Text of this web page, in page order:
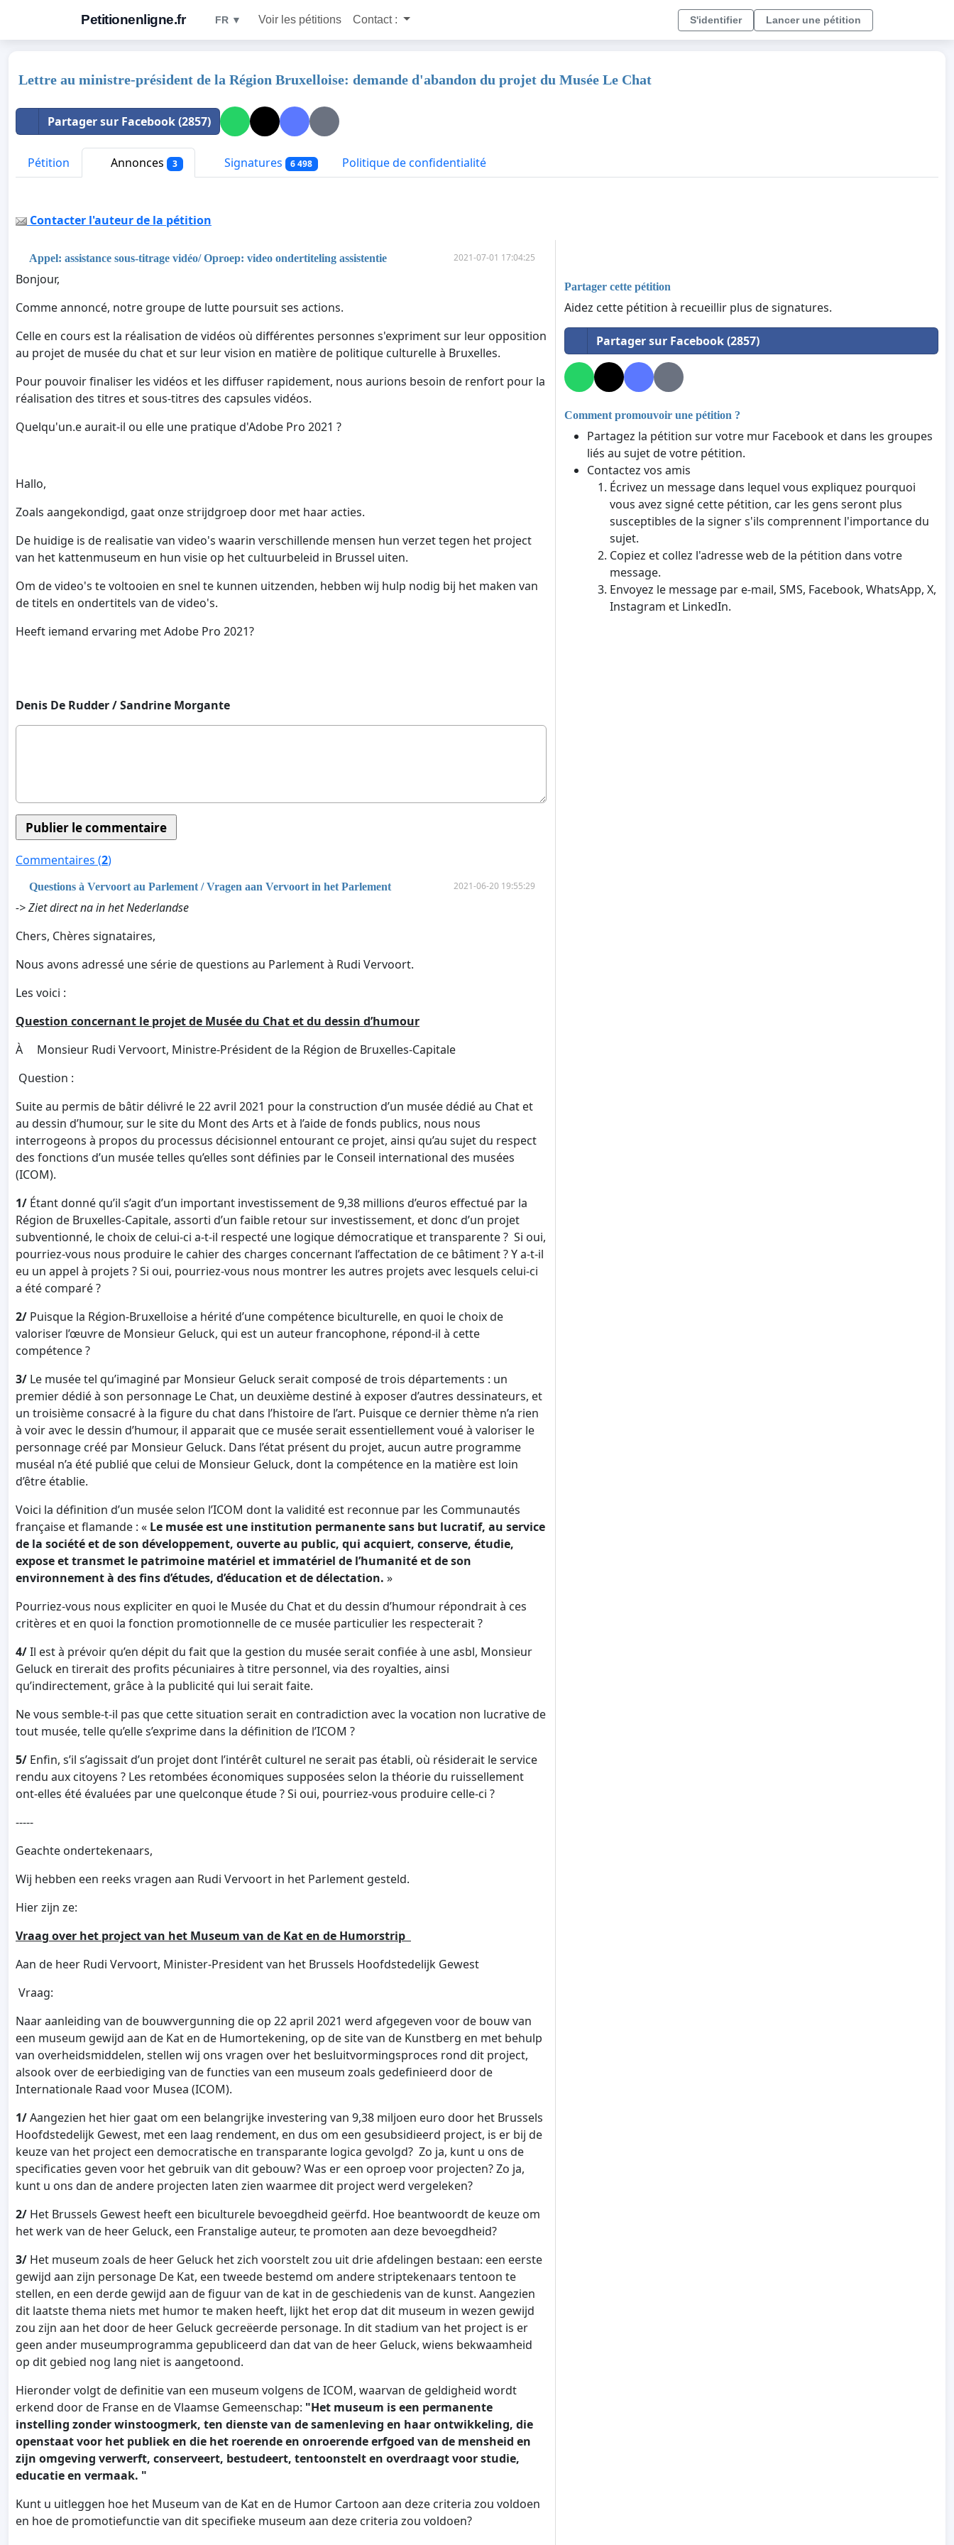
Petitionenligne.fr FR ▼ Voir les pétitions Contact : S'identifier Lancer une pétition
Lettre au ministre-président de la Région Bruxelloise: demande d'abandon du projet du Musée Le Chat
Partager sur Facebook (2857)
Pétition Annonces 3 Signatures 6 498 Politique de confidentialité
Contacter l'auteur de la pétition
Appel: assistance sous-titrage vidéo/ Oproep: video ondertiteling assistentie 2021-07-01 17:04:25
Bonjour,
Comme annoncé, notre groupe de lutte poursuit ses actions.
Celle en cours est la réalisation de vidéos où différentes personnes s'expriment sur leur opposition
au projet de musée du chat et sur leur vision en matière de politique culturelle à Bruxelles.
Pour pouvoir finaliser les vidéos et les diffuser rapidement, nous aurions besoin de renfort pour la
réalisation des titres et sous-titres des capsules vidéos.
Quelqu'un.e aurait-il ou elle une pratique d'Adobe Pro 2021 ?
Hallo,
Zoals aangekondigd, gaat onze strijdgroep door met haar acties.
De huidige is de realisatie van video's waarin verschillende mensen hun verzet tegen het project
van het kattenmuseum en hun visie op het cultuurbeleid in Brussel uiten.
Om de video's te voltooien en snel te kunnen uitzenden, hebben wij hulp nodig bij het maken van
de titels en ondertitels van de video's.
Heeft iemand ervaring met Adobe Pro 2021?
Denis De Rudder / Sandrine Morgante
Commentaires (2)
Questions à Vervoort au Parlement / Vragen aan Vervoort in het Parlement 2021-06-20 19:55:29
-> Ziet direct na in het Nederlandse
Chers, Chères signataires,
Nous avons adressé une série de questions au Parlement à Rudi Vervoort.
Les voici :
Question concernant le projet de Musée du Chat et du dessin d’humour
À Monsieur Rudi Vervoort, Ministre-Président de la Région de Bruxelles-Capitale
Question :
Suite au permis de bâtir délivré le 22 avril 2021 pour la construction d’un musée dédié au Chat et
au dessin d’humour, sur le site du Mont des Arts et à l’aide de fonds publics, nous nous
interrogeons à propos du processus décisionnel entourant ce projet, ainsi qu’au sujet du respect
des fonctions d’un musée telles qu’elles sont définies par le Conseil international des musées
(ICOM).
1/ Étant donné qu’il s’agit d’un important investissement de 9,38 millions d’euros effectué par la
Région de Bruxelles-Capitale, assorti d’un faible retour sur investissement, et donc d’un projet
subventionné, le choix de celui-ci a-t-il respecté une logique démocratique et transparente ? Si oui,
pourriez-vous nous produire le cahier des charges concernant l’affectation de ce bâtiment ? Y a-t-il
eu un appel à projets ? Si oui, pourriez-vous nous montrer les autres projets avec lesquels celui-ci
a été comparé ?
2/ Puisque la Région-Bruxelloise a hérité d’une compétence biculturelle, en quoi le choix de
valoriser l’œuvre de Monsieur Geluck, qui est un auteur francophone, répond-il à cette
compétence ?
3/ Le musée tel qu’imaginé par Monsieur Geluck serait composé de trois départements : un
premier dédié à son personnage Le Chat, un deuxième destiné à exposer d’autres dessinateurs, et
un troisième consacré à la figure du chat dans l’histoire de l’art. Puisque ce dernier thème n’a rien
à voir avec le dessin d’humour, il apparait que ce musée serait essentiellement voué à valoriser le
personnage créé par Monsieur Geluck. Dans l’état présent du projet, aucun autre programme
muséal n’a été publié que celui de Monsieur Geluck, dont la compétence en la matière est loin
d’être établie.
Voici la définition d’un musée selon l’ICOM dont la validité est reconnue par les Communautés
française et flamande : « Le musée est une institution permanente sans but lucratif, au service
de la société et de son développement, ouverte au public, qui acquiert, conserve, étudie,
expose et transmet le patrimoine matériel et immatériel de l’humanité et de son
environnement à des fins d’études, d’éducation et de délectation. »
Pourriez-vous nous expliciter en quoi le Musée du Chat et du dessin d’humour répondrait à ces
critères et en quoi la fonction promotionnelle de ce musée particulier les respecterait ?
4/Il est à prévoir qu’en dépit du fait que la gestion du musée serait confiée à une asbl, Monsieur
Geluck en tirerait des profits pécuniaires à titre personnel, via des royalties, ainsi
qu’indirectement, grâce à la publicité qui lui serait faite.
Ne vous semble-t-il pas que cette situation serait en contradiction avec la vocation non lucrative de
tout musée, telle qu’elle s’exprime dans la définition de l’ICOM ?
5/ Enfin, s’il s’agissait d’un projet dont l’intérêt culturel ne serait pas établi, où résiderait le service
rendu aux citoyens ? Les retombées économiques supposées selon la théorie du ruissellement
ont-elles été évaluées par une quelconque étude ? Si oui, pourriez-vous produire celle-ci ?
-----
Geachte ondertekenaars,
Wij hebben een reeks vragen aan Rudi Vervoort in het Parlement gesteld.
Hier zijn ze:
Vraag over het project van het Museum van de Kat en de Humorstrip
Aan de heer Rudi Vervoort, Minister-President van het Brussels Hoofdstedelijk Gewest
Vraag:
Naar aanleiding van de bouwvergunning die op 22 april 2021 werd afgegeven voor de bouw van
een museum gewijd aan de Kat en de Humortekening, op de site van de Kunstberg en met behulp
van overheidsmiddelen, stellen wij ons vragen over het besluitvormingsproces rond dit project,
alsook over de eerbiediging van de functies van een museum zoals gedefinieerd door de
Internationale Raad voor Musea (ICOM).
1/Aangezien het hier gaat om een belangrijke investering van 9,38 miljoen euro door het Brussels
Hoofdstedelijk Gewest, met een laag rendement, en dus om een gesubsidieerd project, is er bij de
keuze van het project een democratische en transparante logica gevolgd? Zo ja, kunt u ons de
specificaties geven voor het gebruik van dit gebouw? Was er een oproep voor projecten? Zo ja,
kunt u ons dan de andere projecten laten zien waarmee dit project werd vergeleken?
2/ Het Brussels Gewest heeft een biculturele bevoegdheid geërfd. Hoe beantwoordt de keuze om
het werk van de heer Geluck, een Franstalige auteur, te promoten aan deze bevoegdheid?
3/ Het museum zoals de heer Geluck het zich voorstelt zou uit drie afdelingen bestaan: een eerste
gewijd aan zijn personage De Kat, een tweede bestemd om andere striptekenaars tentoon te
stellen, en een derde gewijd aan de figuur van de kat in de geschiedenis van de kunst. Aangezien
dit laatste thema niets met humor te maken heeft, lijkt het erop dat dit museum in wezen gewijd
zou zijn aan het door de heer Geluck gecreëerde personage. In dit stadium van het project is er
geen ander museumprogramma gepubliceerd dan dat van de heer Geluck, wiens bekwaamheid
op dit gebied nog lang niet is aangetoond.
Hieronder volgt de definitie van een museum volgens de ICOM, waarvan de geldigheid wordt
erkend door de Franse en de Vlaamse Gemeenschap: "Het museum is een permanente
instelling zonder winstoogmerk, ten dienste van de samenleving en haar ontwikkeling, die
openstaat voor het publiek en die het roerende en onroerende erfgoed van de mensheid en
zijn omgeving verwerft, conserveert, bestudeert, tentoonstelt en overdraagt voor studie,
educatie en vermaak. "
Kunt u uitleggen hoe het Museum van de Kat en de Humor Cartoon aan deze criteria zou voldoen
en hoe de promotiefunctie van dit specifieke museum aan deze criteria zou voldoen?
Partager cette pétition
Aidez cette pétition à recueillir plus de signatures.
Partager sur Facebook (2857)
Comment promouvoir une pétition ?
Partagez la pétition sur votre mur Facebook et dans les groupes
liés au sujet de votre pétition.
Contactez vos amis
Écrivez un message dans lequel vous expliquez pourquoi
vous avez signé cette pétition, car les gens seront plus
susceptibles de la signer s'ils comprennent l'importance du
sujet.
Copiez et collez l'adresse web de la pétition dans votre
message.
Envoyez le message par e-mail, SMS, Facebook, WhatsApp, X,
Instagram et LinkedIn.